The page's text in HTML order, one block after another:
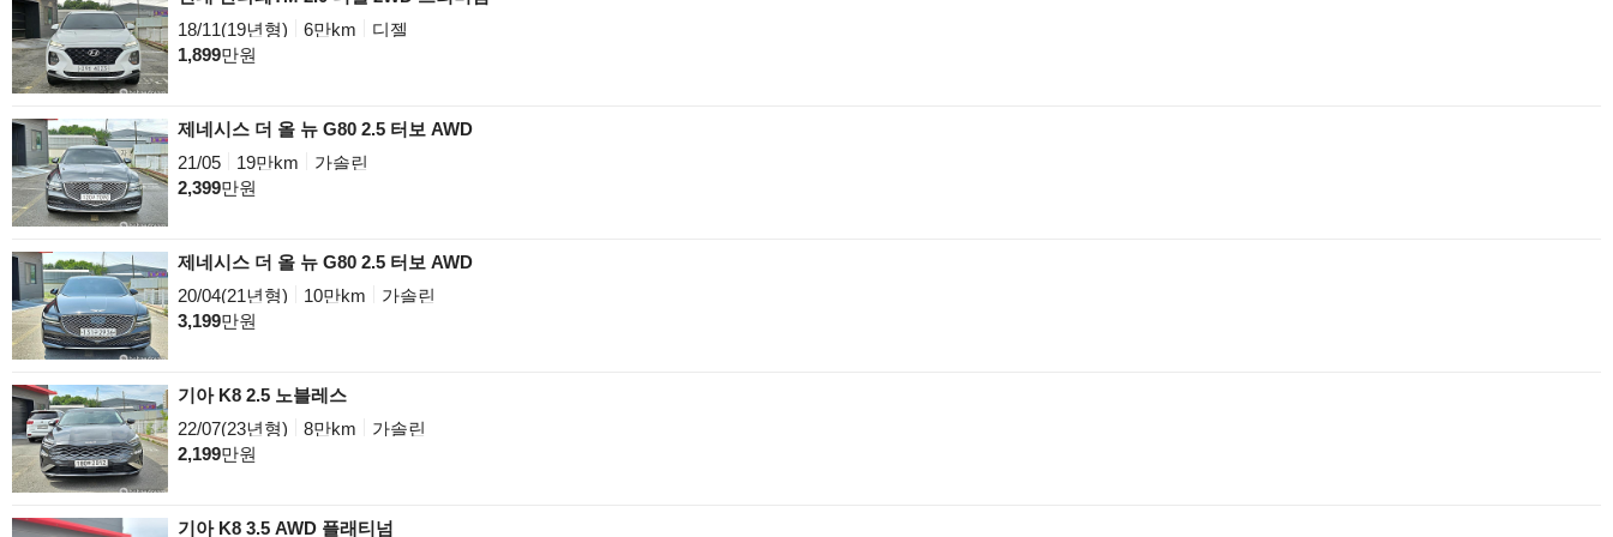
18/11(19년형)
6만km
디젤
1,899만원
제네시스 더 올 뉴 G80 2.5 터보 AWD
21/05
19만km
가솔린
2,399만원
제네시스 더 올 뉴 G80 2.5 터보 AWD
20/04(21년형)
10만km
가솔린
3,199만원
기아 K8 2.5 노블레스
22/07(23년형)
8만km
가솔린
2,199만원
기아 K8 3.5 AWD 플래티넘